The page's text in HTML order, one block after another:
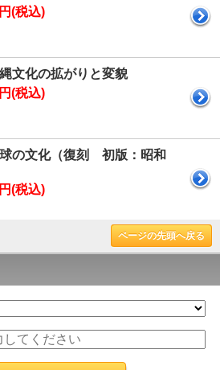
(税込)
文化の拡がりと変貌
(税込)
の文化（復刻 初版：昭和
(税込)
ページの先頭へ戻る